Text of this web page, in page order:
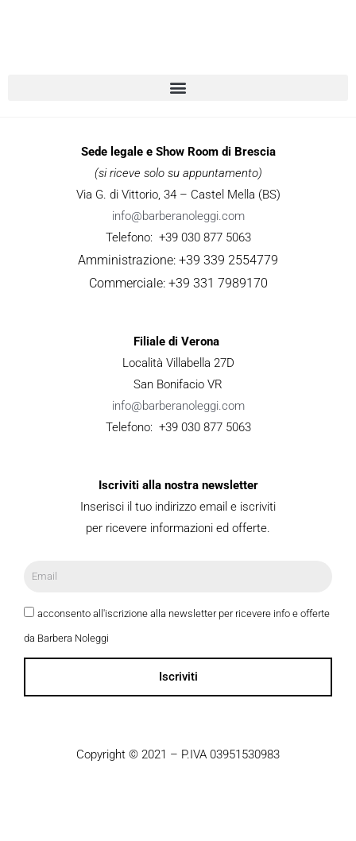
Sede legale e Show Room di Brescia
(si riceve solo su appuntamento)
Via G. di Vittorio, 34 – Castel Mella (BS)
info@barberanoleggi.com
Telefono: +39 030 877 5063
Amministrazione: +39 339 2554779
Commerciale: +39 331 7989170
Filiale di Verona
Località Villabella 27D
San Bonifacio VR
info@barberanoleggi.com
Telefono: +39 030 877 5063
Iscriviti alla nostra newsletter
Inserisci il tuo indirizzo email e iscriviti
per ricevere informazioni ed offerte.
acconsento all'iscrizione alla newsletter per ricevere info e offerte
da Barbera Noleggi
Iscriviti
Copyright © 2021 – P.IVA 03951530983